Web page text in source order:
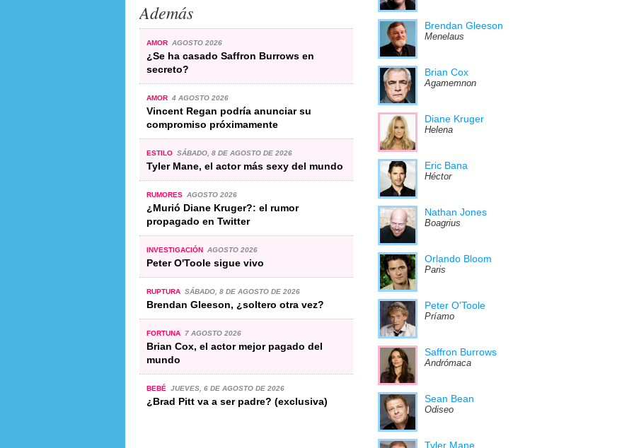
Además
AMOR AGOSTO 2026
¿Se ha casado Saffron Burrows en
secreto?
AMOR 4 AGOSTO 2026
Vincent Regan podría anunciar su
compromiso próximamente
ESTILO SÁBADO, 8 DE AGOSTO DE 2026
Tyler Mane, el actor más sexy del mundo
RUMORES AGOSTO 2026
¿Murió Diane Kruger?: el rumor
propagado en Twitter
INVESTIGACIÓN AGOSTO 2026
Peter O'Toole sigue vivo
RUPTURA SÁBADO, 8 DE AGOSTO DE 2026
Brendan Gleeson, ¿soltero otra vez?
FORTUNA 7 AGOSTO 2026
Brian Cox, el actor mejor pagado del
mundo
BEBÉ JUEVES, 6 DE AGOSTO DE 2026
¿Brad Pitt va a ser padre? (exclusiva)
Brendan Gleeson
Menelaus
Brian Cox
Agamemnon
Diane Kruger
Helena
Eric Bana
Héctor
Nathan Jones
Boagrius
Orlando Bloom
Paris
Peter O'Toole
Príamo
Saffron Burrows
Andrómaca
Sean Bean
Odiseo
Tyler Mane